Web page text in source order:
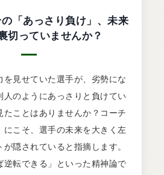
「あっさり負け」、未来
切っていませんか？
を見せていた選手が、劣勢にな
人のようにあっさりと負けてい
たことはありませんか？コーチ
にこそ、選手の未来を大きく左
隠されていると指摘します。
逆転できる」といった精神論で